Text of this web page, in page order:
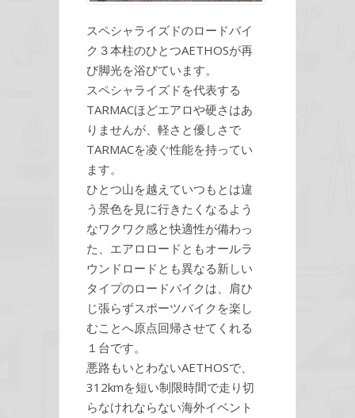
スペシャライズドのロードバイ
ク３本柱のひとつAETHOSが再
び脚光を浴びています。
スペシャライズドを代表する
TARMACほどエアロや硬さはあ
りませんが、軽さと優しさで
TARMACを凌ぐ性能を持ってい
ます。
ひとつ山を越えていつもとは違
う景色を見に行きたくなるよう
なワクワク感と快適性が備わっ
た、エアロロードともオールラ
ウンドロードとも異なる新しい
タイプのロードバイクは、肩ひ
じ張らずスポーツバイクを楽し
むことへ原点回帰させてくれる
１台です。
悪路もいとわないAETHOSで、
312kmを短い制限時間で走り切
らなけれならない海外イベント